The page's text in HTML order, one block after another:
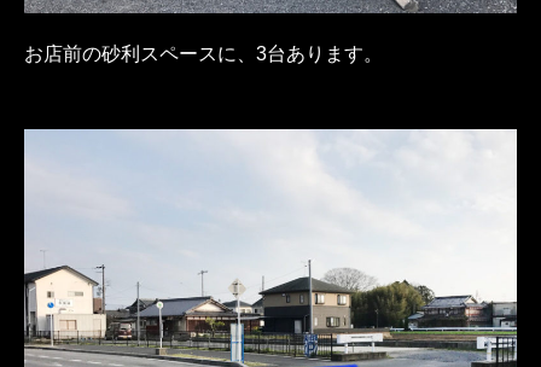
お店前の砂利スペースに、3台あります。